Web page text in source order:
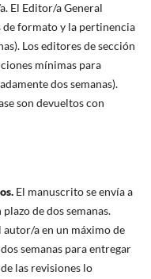
El Editor/a General
formato y la pertinencia
Los editores de sección
mínimas para
dos semanas).
son devueltos con
El manuscrito se envía a
de dos semanas.
autor/a en un máximo de
semanas para entregar
las revisiones lo